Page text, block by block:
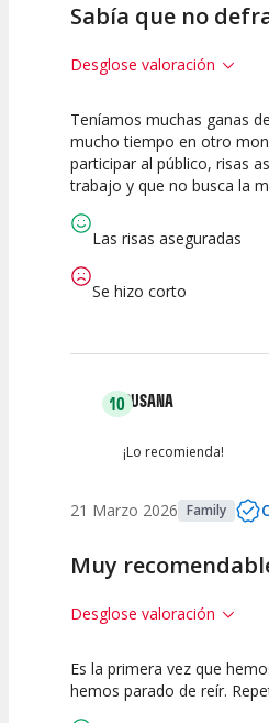
Sabía que no
Desglose valoración
10
Calidad del
Espectáculo
10
Puesta en
Escena
Teníamos muchas ganas
mucho tiempo en otro
participar al público, risas
trabajo y que no busca la
Las risas aseguradas
Se hizo corto
10SUSANA
¡Lo recomienda!
21 Marzo 2026 Family
Muy
Desglose valoración
10 10
Es la primera vez que
hemos parado de reír.